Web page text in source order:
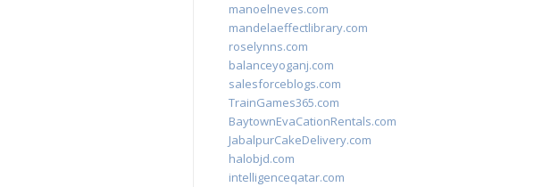
manoelneves.com
mandelaeffectlibrary.com
roselynns.com
balanceyoganj.com
salesforceblogs.com
TrainGames365.com
BaytownEvaCationRentals.com
JabalpurCakeDelivery.com
halobjd.com
intelligenceqatar.com